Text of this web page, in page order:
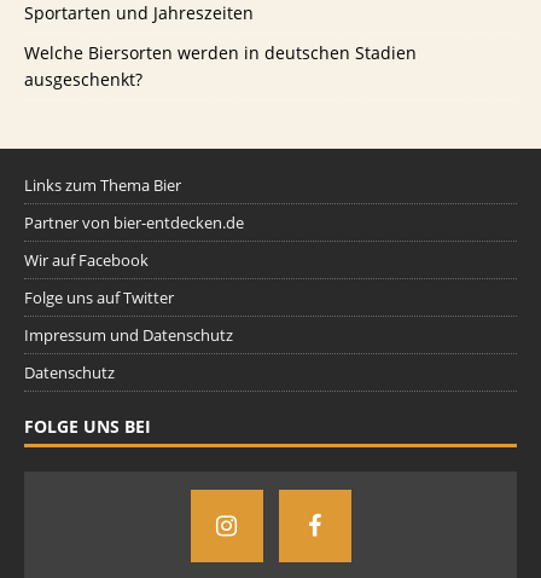
Sportarten und Jahreszeiten
Welche Biersorten werden in deutschen Stadien
ausgeschenkt?
Links zum Thema Bier
Partner von bier-entdecken.de
Wir auf Facebook
Folge uns auf Twitter
Impressum und Datenschutz
Datenschutz
FOLGE UNS BEI